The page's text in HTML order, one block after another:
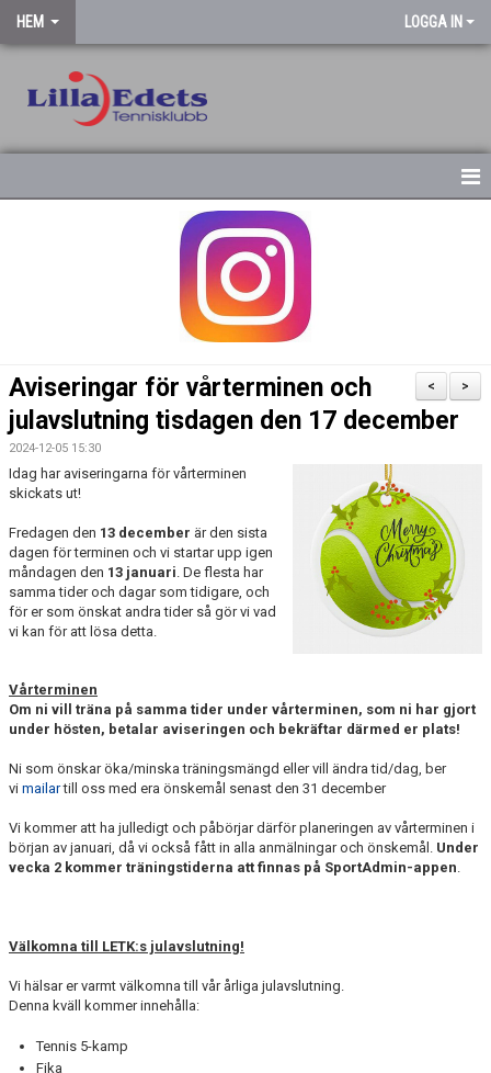
HEM LOGGA IN
>
<
Aviseringar för vårterminen och
julavslutning tisdagen den 17 december
2024-12-05 15:30
Idag har aviseringarna för vårterminen
skickats ut!
Fredagen den 13 december är den sista
dagen för terminen och vi startar upp igen
måndagen den 13 januari. De flesta har
samma tider och dagar som tidigare, och
för er som önskat andra tider så gör vi vad
vi kan för att lösa detta.
Vårterminen
Om ni vill träna på samma tider under vårterminen, som ni har gjort
under hösten, betalar aviseringen och bekräftar därmed er plats!
Ni som önskar öka/minska träningsmängd eller vill ändra tid/dag, ber
vi mailartill oss med era önskemål senast den 31 december
Vi kommer att ha julledigt och påbörjar därför planeringen av vårterminen i
början av januari, då vi också fått in alla anmälningar och önskemål. Under
vecka 2 kommer träningstiderna att finnas på SportAdmin-appen.
Välkomna till LETK:s julavslutning!
Vi hälsar er varmt välkomna till vår årliga julavslutning.
Denna kväll kommer innehålla:
Tennis 5-kamp
Fika